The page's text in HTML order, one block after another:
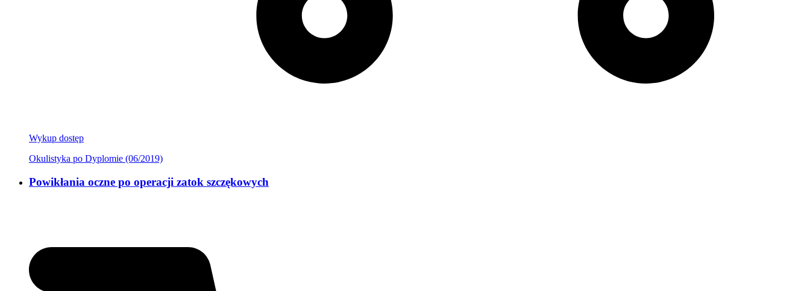
Wykup dostęp
Okulistyka po Dyplomie (06/2019)
Powikłania oczne po operacji zatok szczękowych